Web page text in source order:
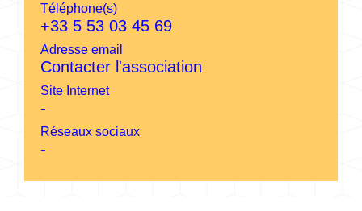
Téléphone(s)
+33 5 53 03 45 69
Adresse email
Contacter l'association
Site Internet
-
Réseaux sociaux
-